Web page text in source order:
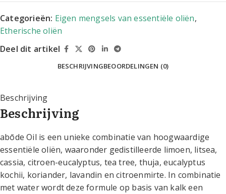
Categorieën: Eigen mengsels van essentiële oliën,
Etherische oliën
Deel dit artikel
BESCHRIJVINGBEOORDELINGEN (0)
Beschrijving
Beschrijving
abōde Oil is een unieke combinatie van hoogwaardige
essentiële oliën, waaronder gedistilleerde limoen, litsea,
cassia, citroen-eucalyptus, tea tree, thuja, eucalyptus
kochii, koriander, lavandin en citroenmirte. In combinatie
met water wordt deze formule op basis van kalk een